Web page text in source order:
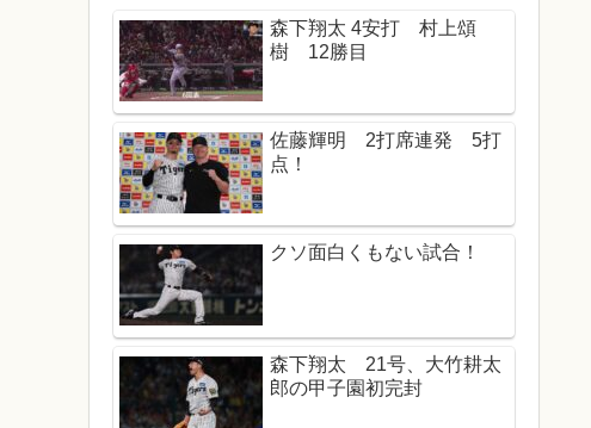
森下翔太 4安打 村上頌
樹 12勝目
佐藤輝明 2打席連発 5打
点！
クソ面白くもない試合！
森下翔太 21号、大竹耕太
郎の甲子園初完封